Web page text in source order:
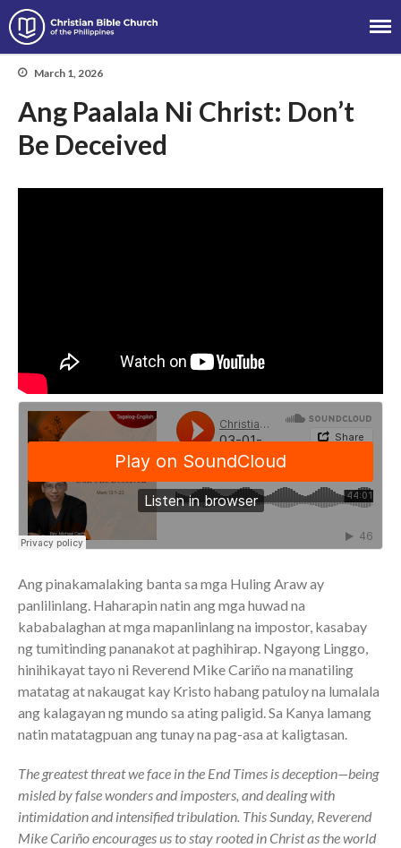
Tagalog Service
Community
From our Pastors
Life Groups
Discipleship Map
Project Ezra: Bible Reading
Plan
Bible-Rooted
Dig Deep
Psalms Devotionals
Reset
Testimonies
Contact
Christian Bible Church of the
March 1, 2026
Ang Paalala Ni Christ: Don’t
Be Deceived
Ang pinakamalaking banta sa mga Huling Araw ay
panlilinlang. Haharapin natin ang mga huwad na
kababalaghan at mga mapanlinlang na impostor, kasabay
ng tumitinding pananakot at paghihirap. Ngayong Linggo,
hinihikayat tayo ni Reverend Mike Cariño na manatiling
matatag at nakaugat kay Kristo habang patuloy na lumalala
ang kalagayan ng mundo sa ating paligid. Sa Kanya lamang
natin matatagpuan ang tunay na pag-asa at kaligtasan.
The greatest threat we face in the End Times is deception—being
misled by false wonders and imposters, and dealing with
intimidation and intensified tribulation. This Sunday, Reverend
Mike Cariño encourages us to stay rooted in Christ as the world